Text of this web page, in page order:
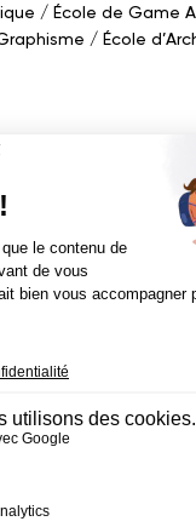
École de Game
École
alternance)
Game
Webdesigner (en
supérieur privé -